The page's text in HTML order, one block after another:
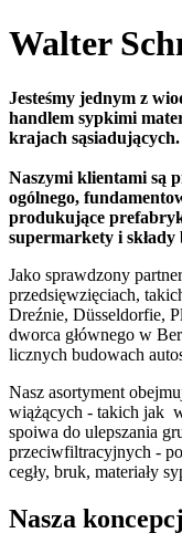
Walter
Jesteśmy jednym z
handlem sypkimi
krajach sąsiadujących.
Naszymi klientami są
ogólnego,
produkujące
supermarkety i składy
Jako sprawdzony
przedsięwzięciach,
Dreźnie, Düsseldorfie,
dworca głównego w
licznych budowach
Nasz asortyment
wiążących - takich jak
spoiwa do ulepszania
przeciwfiltracyjnych -
cegły, bruk, materiały
Nasza